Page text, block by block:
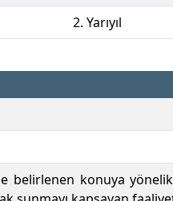
2. Yarıyıl
belirlenen konuya